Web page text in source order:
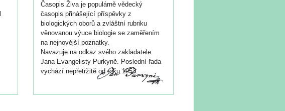
Časopis Živa je populárně vědecký
časopis přinášející příspěvky z
biologických oborů a zvláštní rubriku
věnovanou výuce biologie se zaměřením
na nejnovější poznatky.
Navazuje na odkaz svého zakladatele
Jana Evangelisty Purkyně. Poslední řada
vychází nepřetržitě od roku 1953.